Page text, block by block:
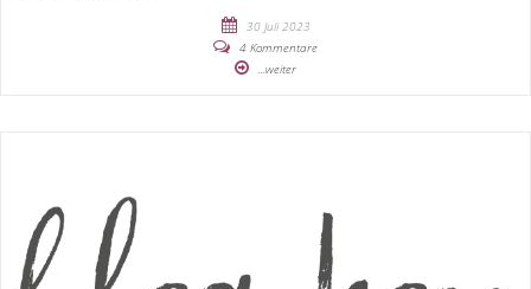
30 Juli 2023
4 Kommentare
...weiter